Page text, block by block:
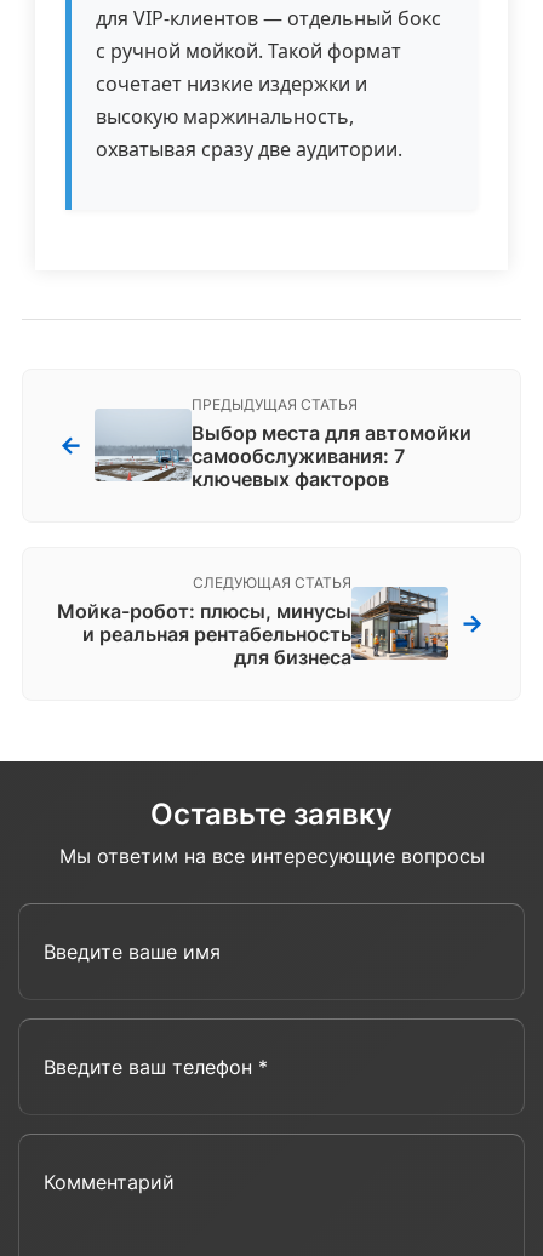
для VIP-клиентов — отдельный бокс
с ручной мойкой. Такой формат
сочетает низкие издержки и
высокую маржинальность,
охватывая сразу две аудитории.
←
ПРЕДЫДУЩАЯ СТАТЬЯ
Выбор места для автомойки
самообслуживания: 7
ключевых факторов
СЛЕДУЮЩАЯ СТАТЬЯ
Мойка-робот: плюсы, минусы
и реальная рентабельность
для бизнеса
→
Оставьте заявку
Мы ответим на все интересующие вопросы